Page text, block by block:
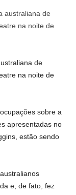
de
na noite de
sobre a
apresentadas no
estão sendo
e, de fato, fez